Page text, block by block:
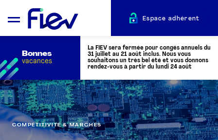
QUI SOMMES-NOUS ?
L’AUTOMOTIVE
Espace adhérent
Bonnes
vacances
La FIEV sera fermée pour congés annuels du
31 juillet au 21 août inclus. Nous vous
souhaitons un très bel été et vous donnons
rendez-vous à partir du lundi 24 août
COMPÉTITIVITÉ & MARCHÉS